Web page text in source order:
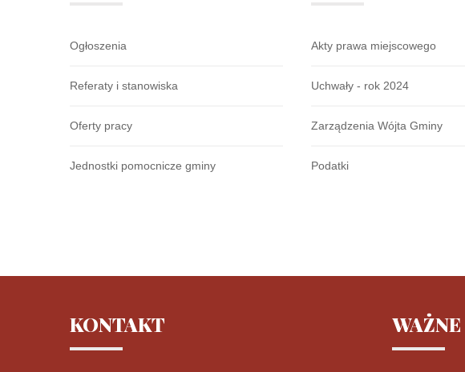
Ogłoszenia
Referaty i stanowiska
Oferty pracy
Jednostki pomocnicze gminy
Akty prawa miejscowego
Uchwały - rok 2024
Zarządzenia Wójta Gminy
Podatki
KONTAKT WAŻNE